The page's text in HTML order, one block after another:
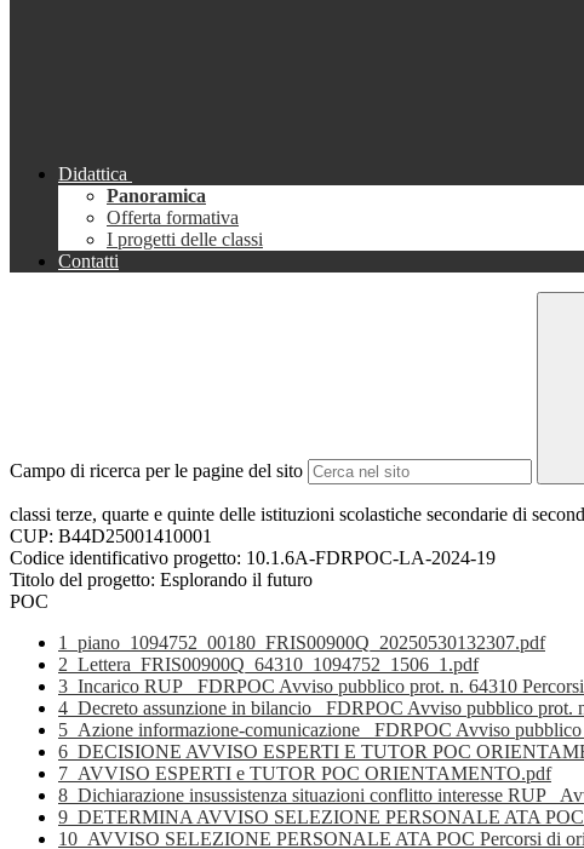
Didattica
Panoramica
Offerta formativa
I progetti delle classi
Contatti
Campo di ricerca per le pagine del sito
classi terze, quarte e quinte delle istituzioni scolastiche secondarie di
CUP: B44D25001410001
Codice identificativo progetto: 10.1.6A-FDRPOC-LA-2024-19
Titolo del progetto: Esplorando il futuro
POC
1_piano_1094752_00180_FRIS00900Q_20250530132307.pdf
2_Lettera_FRIS00900Q_64310_1094752_1506_1.pdf
3_Incarico RUP_ FDRPOC Avviso pubblico prot. n. 64310
4_Decreto assunzione in bilancio_ FDRPOC Avviso pubblico prot.
5_Azione informazione-comunicazione_ FDRPOC Avviso
6_DECISIONE AVVISO ESPERTI E TUTOR POC
7_AVVISO ESPERTI e TUTOR POC ORIENTAMENTO.pdf
8_Dichiarazione insussistenza situazioni conflitto interesse RUP_
9_DETERMINA AVVISO SELEZIONE PERSONALE ATA POC
10_AVVISO SELEZIONE PERSONALE ATA POC Percorsi di